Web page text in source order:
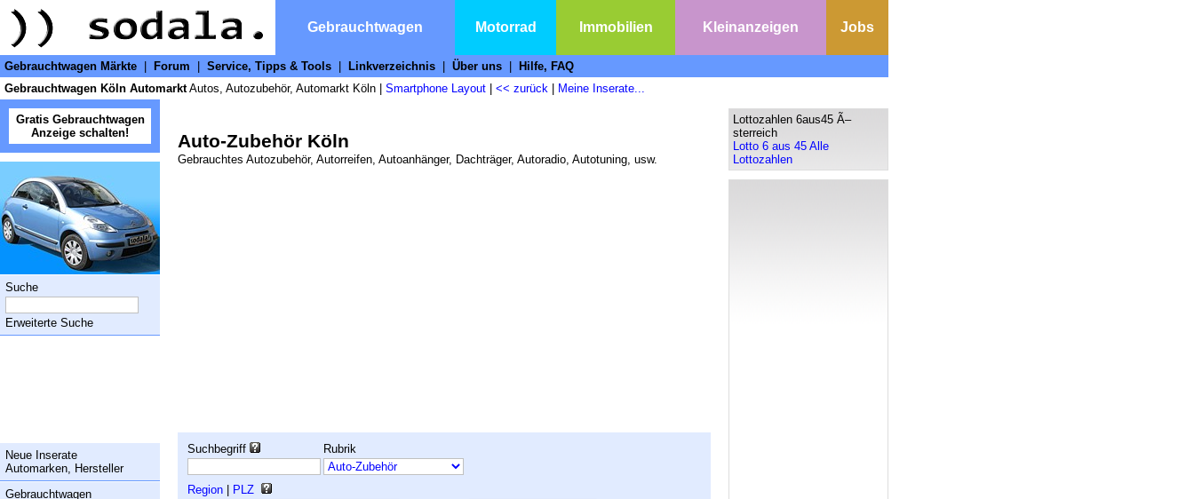
Gebrauchtwagen Motorrad Immobilien Kleinanzeigen Jobs
Gebrauchtwagen Märkte Forum Service, Tipps & Tools Linkverzeichnis Über uns
Hilfe, FAQ
Gebrauchtwagen Köln AutomarktAutos, Autozubehör, Automarkt Köln | Smartphone Layout << zurück Meine Inserate...
Gratis Gebrauchtwagen
Anzeige schalten!
Suche
Erweiterte Suche
Neue Inserate
Automarken, Hersteller
Gebrauchtwagen
Auto-Zubehör Köln
Gebrauchtes Autozubehör, Autorreifen, Autoanhänger, Dachträger, Autoradio, Autotuning, usw.
Suchbegriff Rubrik
Region
PLZ
Lottozahlen 6aus45 Ã–
sterreich
Lotto 6 aus 45 Alle
Lottozahlen